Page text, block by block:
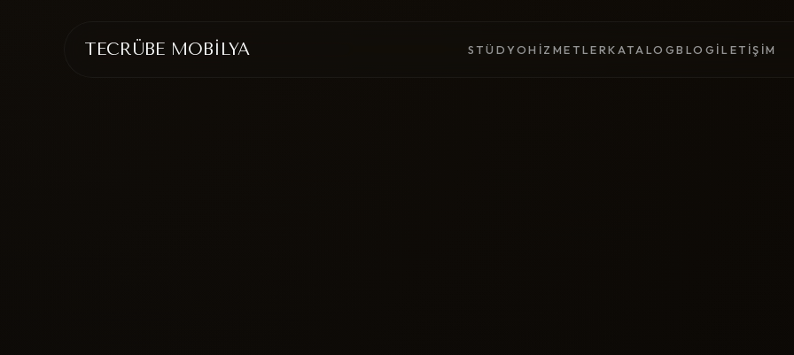
TECRÜBE MOBİLYA STÜDYOHIZMETLERKATALOGBLOG İLETIŞIM